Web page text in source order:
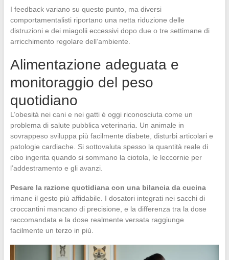
I feedback variano su questo punto, ma diversi
comportamentalisti riportano una netta riduzione delle
distruzioni e dei miagolii eccessivi dopo due o tre settimane di
arricchimento regolare dell’ambiente.
Alimentazione adeguata e
monitoraggio del peso
quotidiano
L’obesità nei cani e nei gatti è oggi riconosciuta come un
problema di salute pubblica veterinaria. Un animale in
sovrappeso sviluppa più facilmente diabete, disturbi articolari e
patologie cardiache. Si sottovaluta spesso la quantità reale di
cibo ingerita quando si sommano la ciotola, le leccornie per
l’addestramento e gli avanzi.
Pesare la razione quotidiana con una bilancia da cucina
rimane il gesto più affidabile. I dosatori integrati nei sacchi di
croccantini mancano di precisione, e la differenza tra la dose
raccomandata e la dose realmente versata raggiunge
facilmente un terzo in più.